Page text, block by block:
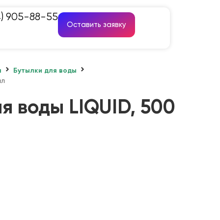
905-88-55
Оставить заявку
Бутылки для воды
воды LIQUID, 500